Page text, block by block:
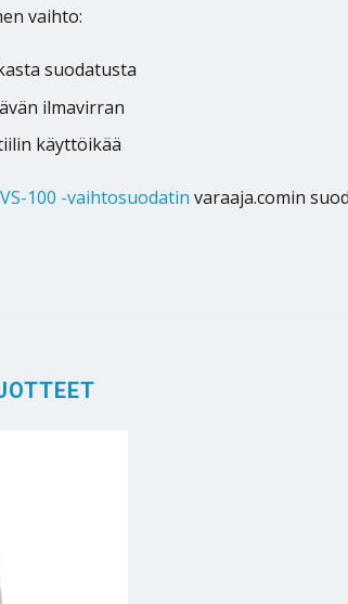
vaihto:
suodatusta
ilmavirran
käyttöikää
100 -vaihtosuodatin varaaja.comin